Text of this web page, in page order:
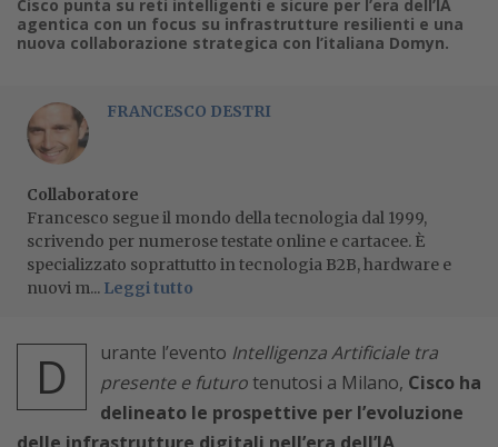
Cisco punta su reti intelligenti e sicure per l’era dell’IA
agentica con un focus su infrastrutture resilienti e una
nuova collaborazione strategica con l’italiana Domyn.
FRANCESCO DESTRI
Collaboratore
Francesco segue il mondo della tecnologia dal 1999,
scrivendo per numerose testate online e cartacee. È
specializzato soprattutto in tecnologia B2B, hardware e
nuovi m... Leggi tutto
D urante l’evento Intelligenza Artificiale tra
presente e futurotenutosi a Milano, Cisco ha
delineato le prospettive per l’evoluzione
delle infrastrutture digitali nell’era dell’IA